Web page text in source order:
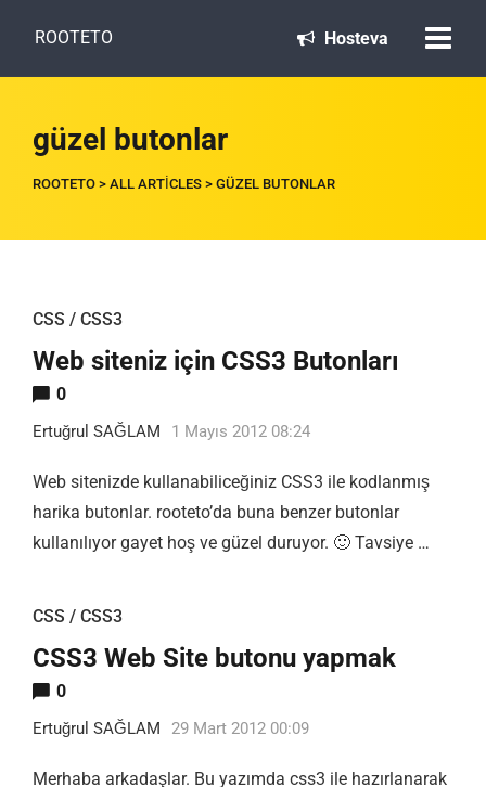
ROOTETO Hosteva
güzel butonlar
ROOTETO > ALL ARTICLES > GÜZEL BUTONLAR
CSS / CSS3
Web siteniz için CSS3 Butonları
0
Ertuğrul SAĞLAM 1 Mayıs 2012 08:24
Web sitenizde kullanabiliceğiniz CSS3 ile kodlanmış
harika butonlar. rooteto’da buna benzer butonlar
kullanılıyor gayet hoş ve güzel duruyor. 🙂 Tavsiye …
CSS / CSS3
CSS3 Web Site butonu yapmak
0
Ertuğrul SAĞLAM 29 Mart 2012 00:09
Merhaba arkadaşlar. Bu yazımda css3 ile hazırlanarak